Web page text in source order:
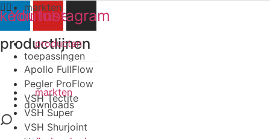
markten
toepassingen
downloads
producten
markten
YoutubeInstagram
productlijnen
Apollo FullFlow
Pegler ProFlow
VSH Tectite
VSH Super
VSH Shurjoint